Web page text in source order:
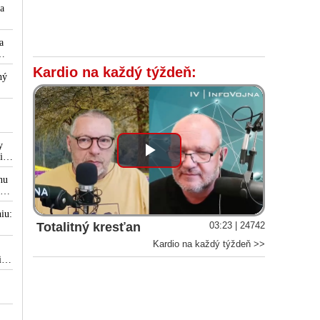
Kardio na každý týždeň:
Play
Video
Totalitný kresťan
03:23 | 24742
Kardio na každý týždeň >>